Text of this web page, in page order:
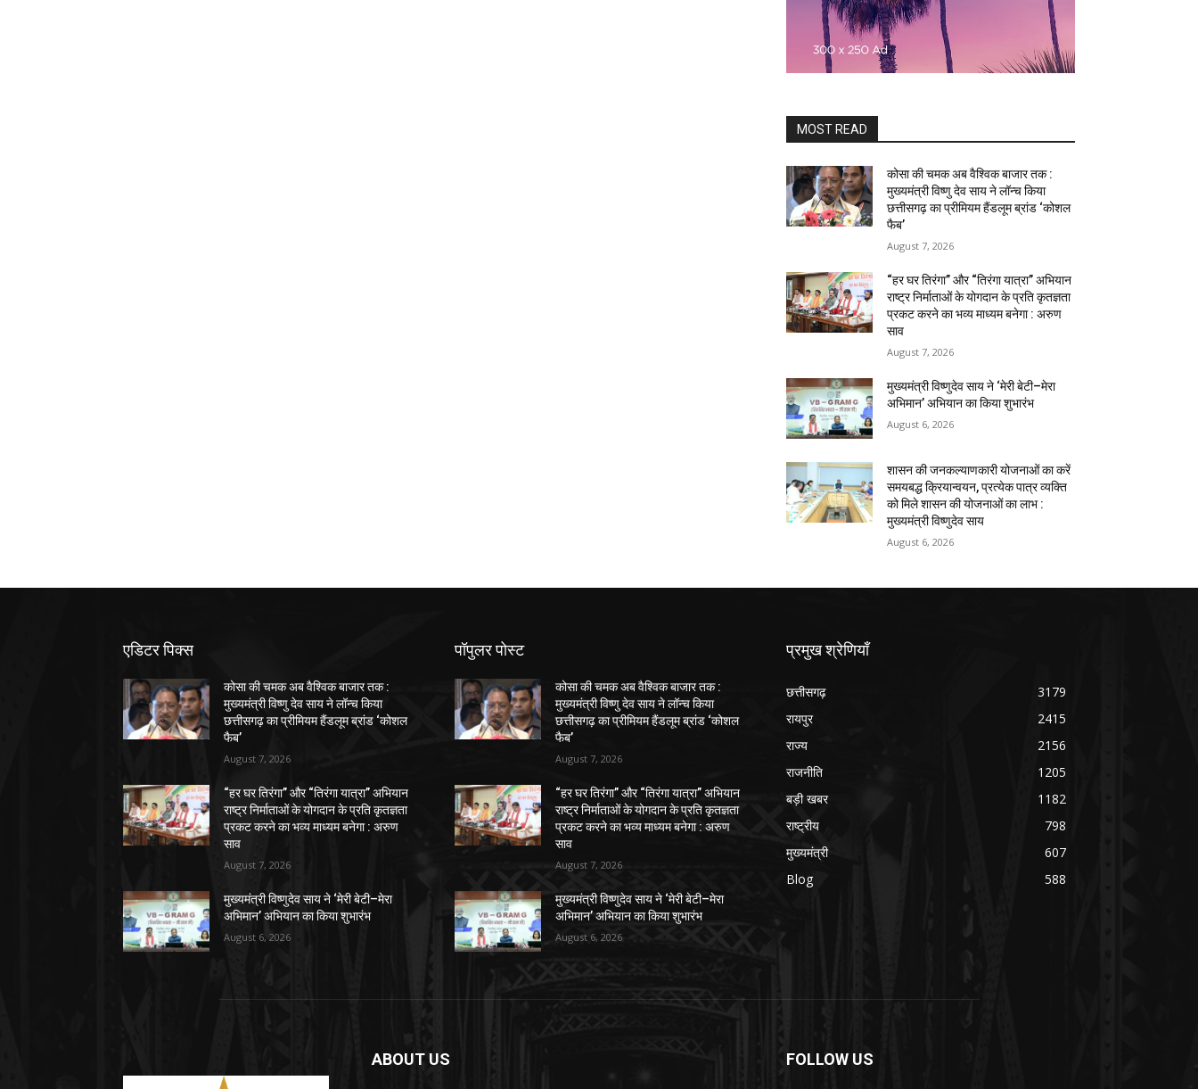
MOST READ
कोसा की चमक अब वैश्विक बाजार तक :
मुख्यमंत्री विष्णु देव साय ने लॉन्च किया
छत्तीसगढ़ का प्रीमियम हैंडलूम ब्रांड ‘कोशल
फैब’
August 7, 2026
“हर घर तिरंगा” और “तिरंगा यात्रा” अभियान
राष्ट्र निर्माताओं के योगदान के प्रति कृतज्ञता
प्रकट करने का भव्य माध्यम बनेगा : अरुण
साव
August 7, 2026
मुख्यमंत्री विष्णुदेव साय ने ‘मेरी बेटी–मेरा
अभिमान’ अभियान का किया शुभारंभ
August 6, 2026
शासन की जनकल्याणकारी योजनाओं का करें
समयबद्ध क्रियान्वयन, प्रत्येक पात्र व्यक्ति
को मिले शासन की योजनाओं का लाभ :
मुख्यमंत्री विष्णुदेव साय
August 6, 2026
एडिटर पिक्स
कोसा की चमक अब वैश्विक बाजार तक :
मुख्यमंत्री विष्णु देव साय ने लॉन्च किया
छत्तीसगढ़ का प्रीमियम हैंडलूम ब्रांड ‘कोशल
फैब’
August 7, 2026
“हर घर तिरंगा” और “तिरंगा यात्रा” अभियान
राष्ट्र निर्माताओं के योगदान के प्रति कृतज्ञता
प्रकट करने का भव्य माध्यम बनेगा : अरुण
साव
August 7, 2026
मुख्यमंत्री विष्णुदेव साय ने ‘मेरी बेटी–मेरा
अभिमान’ अभियान का किया शुभारंभ
August 6, 2026
पॉपुलर पोस्ट
कोसा की चमक अब वैश्विक बाजार तक :
मुख्यमंत्री विष्णु देव साय ने लॉन्च किया
छत्तीसगढ़ का प्रीमियम हैंडलूम ब्रांड ‘कोशल
फैब’
August 7, 2026
“हर घर तिरंगा” और “तिरंगा यात्रा” अभियान
राष्ट्र निर्माताओं के योगदान के प्रति कृतज्ञता
प्रकट करने का भव्य माध्यम बनेगा : अरुण
साव
August 7, 2026
मुख्यमंत्री विष्णुदेव साय ने ‘मेरी बेटी–मेरा
अभिमान’ अभियान का किया शुभारंभ
August 6, 2026
प्रमुख श्रेणियाँ
छत्तीसगढ़
3179
रायपुर
2415
राज्य
2156
राजनीति
1205
बड़ी खबर
1182
राष्ट्रीय
798
मुख्यमंत्री
607
Blog
588
ABOUT US FOLLOW US